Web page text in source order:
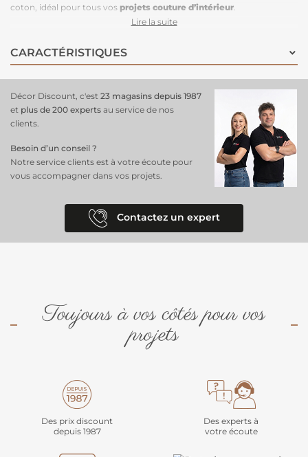
coton, idéal pour tous vos projets couture d’intérieur.
Le motif coquelicot rouge vibrant sur fond noir crée un contraste
accessoires et éléments décoratifs qui sortent de l’ordinaire. Ce tissu
est réservé à un usage intérieur uniquement.
Lire la suite
CARACTÉRISTIQUES
Décor Discount, c'est 23 magasins depuis 1987
et plus de 200 experts au service de nos
clients.
Besoin d’un conseil ?
Notre service clients est à votre écoute pour
vous accompagner dans vos projets.
Contactez un expert
Toujours à vos côtés pour vos
projets
Des prix discount
depuis 1987
Des experts à
votre écoute